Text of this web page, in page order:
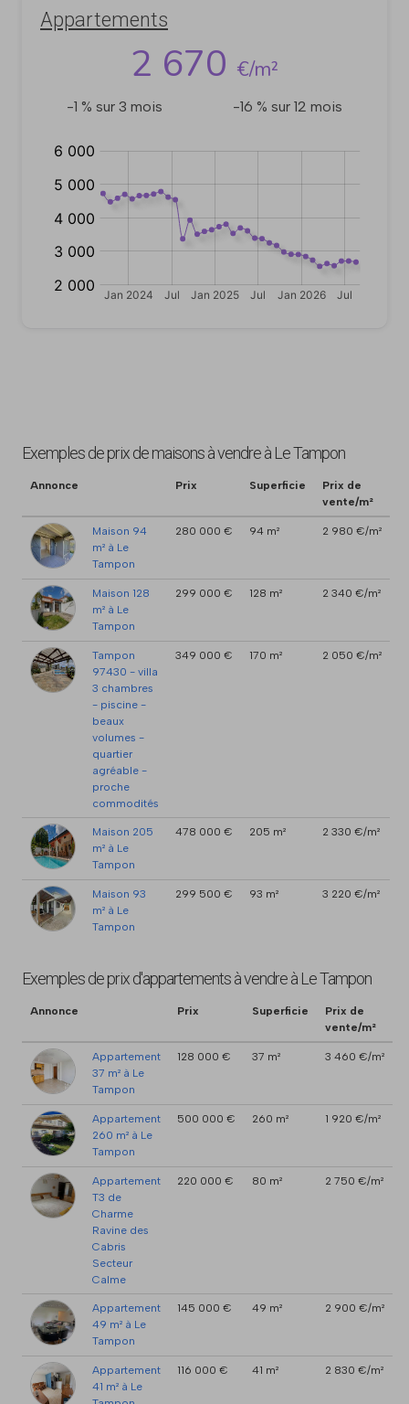
Appartements
2 670 €/m²
-1 % sur 3 mois -16 % sur 12 mois
€/m²
Exemples de prix de maisons à vendre à Le Tampon
Annonce Prix Superficie
Prix de
vente/m²
Maison 94
m² à Le
Tampon
280 000 € 94 m² 2 980 €/m²
Maison 128
m² à Le
Tampon
299 000 € 128 m² 2 340 €/m²
Tampon
97430 - villa
3 chambres
- piscine -
beaux
volumes -
quartier
agréable -
proche
commodités
349 000 € 170 m² 2 050 €/m²
Maison 205
m² à Le
Tampon
478 000 € 205 m² 2 330 €/m²
Maison 93
m² à Le
Tampon
299 500 € 93 m² 3 220 €/m²
Exemples de prix d'appartements à vendre à Le Tampon
Annonce Prix Superficie
Prix de
vente/m²
Appartement
37 m² à Le
Tampon
128 000 € 37 m² 3 460 €/m²
Appartement
260 m² à Le
Tampon
500 000 € 260 m² 1 920 €/m²
Appartement
T3 de
Charme
Ravine des
Cabris
Secteur
Calme
220 000 € 80 m² 2 750 €/m²
Appartement
49 m² à Le
Tampon
145 000 € 49 m² 2 900 €/m²
Appartement
41 m² à Le
116 000 € 41 m² 2 830 €/m²